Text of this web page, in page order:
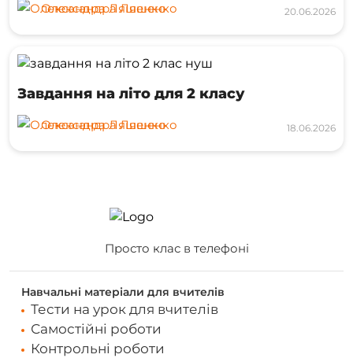
Олександра Ляшенко 20.06.2026
Завдання на літо для 2 класу
Олександра Ляшенко 18.06.2026
Просто клас в телефоні
Навчальні матеріали для вчителів
Тести на урок для вчителів
Самостійні роботи
Контрольні роботи